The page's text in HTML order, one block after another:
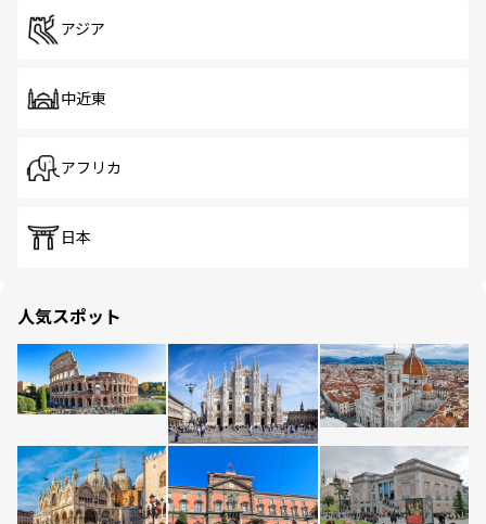
アジア
中近東
アフリカ
日本
人気スポット